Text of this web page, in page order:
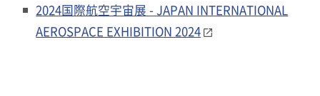
2024国際航空宇宙展 - JAPAN INTERNATIONAL
AEROSPACE EXHIBITION 2024